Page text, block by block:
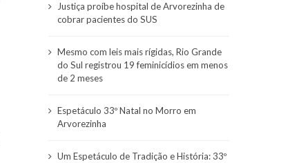
Justiça proíbe hospital de Arvorezinha de
cobrar pacientes do SUS
Mesmo com leis mais rígidas, Rio Grande
do Sul registrou 19 feminicídios em menos
de 2 meses
Espetáculo 33º Natal no Morro em
Arvorezinha
Um Espetáculo de Tradição e História: 33º